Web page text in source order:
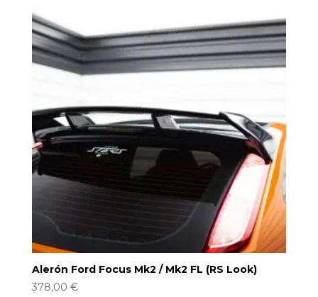
Alerón Ford Focus Mk2 / Mk2 FL (RS Look)
378,00 €